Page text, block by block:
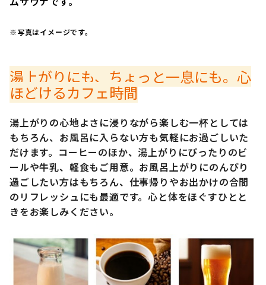
※写真はイメージです。
湯上がりにも、ちょっと一息にも。心
ほどけるカフェ時間
湯上がりの心地よさに浸りながら楽しむ一杯としては
もちろん、お風呂に入らない方も気軽にお過ごしいた
だけます。コーヒーのほか、湯上がりにぴったりのビ
ールや牛乳、軽食もご用意。お風呂上がりにのんびり
過ごしたい方はもちろん、仕事帰りやお出かけの合間
のリフレッシュにも最適です。心と体をほぐすひとと
きをお楽しみください。